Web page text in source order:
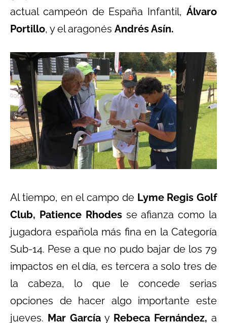
actual campeón de España Infantil, Álvaro
Portillo, y el aragonés Andrés Asín.
Al tiempo, en el campo de Lyme Regis Golf
Club, Patience Rhodesse afianza como la
jugadora española más fina en la Categoría
Sub-14. Pese a que no pudo bajar de los 79
impactos en el día, es tercera a solo tres de
la cabeza, lo que le concede serias
opciones de hacer algo importante este
jueves. Mar García y Rebeca Fernández, a